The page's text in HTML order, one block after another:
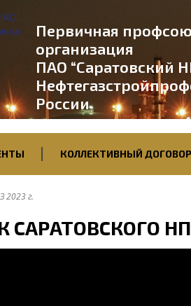
Первичная
организация
ПАО “Саратовский
России
КОЛЛЕКТИВНЫЙ ДОГОВОР
2023 г.